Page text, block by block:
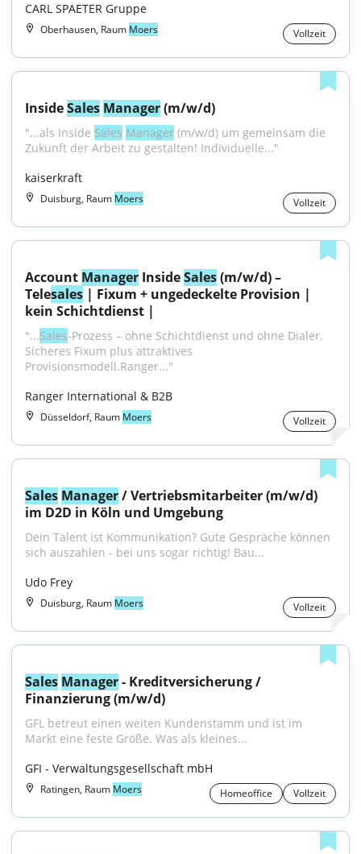
CARL SPAETER Gruppe
Oberhausen, Raum Moers Vollzeit
Inside Sales Manager (m/w/d)
"...als Inside Sales Manager (m/w/d) um gemeinsam die
Zukunft der Arbeit zu gestalten! Individuelle..."
kaiserkraft
Duisburg, Raum Moers Vollzeit
Account Manager Inside Sales (m/w/d) –
Telesales | Fixum + ungedeckelte Provision |
kein Schichtdienst |
"...Sales‑Prozess – ohne Schichtdienst und ohne Dialer.
Sicheres Fixum plus attraktives
Provisionsmodell.Ranger..."
Ranger International & B2B
Düsseldorf, Raum Moers Vollzeit
Sales Manager / Vertriebsmitarbeiter (m/w/d)
im D2D in Köln und Umgebung
Dein Talent ist Kommunikation? Gute Gespräche können
sich auszahlen - bei uns sogar richtig! Bau...
Udo Frey
Duisburg, Raum Moers Vollzeit
Sales Manager - Kreditversicherung /
Finanzierung (m/w/d)
GFL betreut einen weiten Kundenstamm und ist im
Markt eine feste Größe. Was als kleines...
GFI - Verwaltungsgesellschaft mbH
Ratingen, Raum Moers Homeoffice Vollzeit